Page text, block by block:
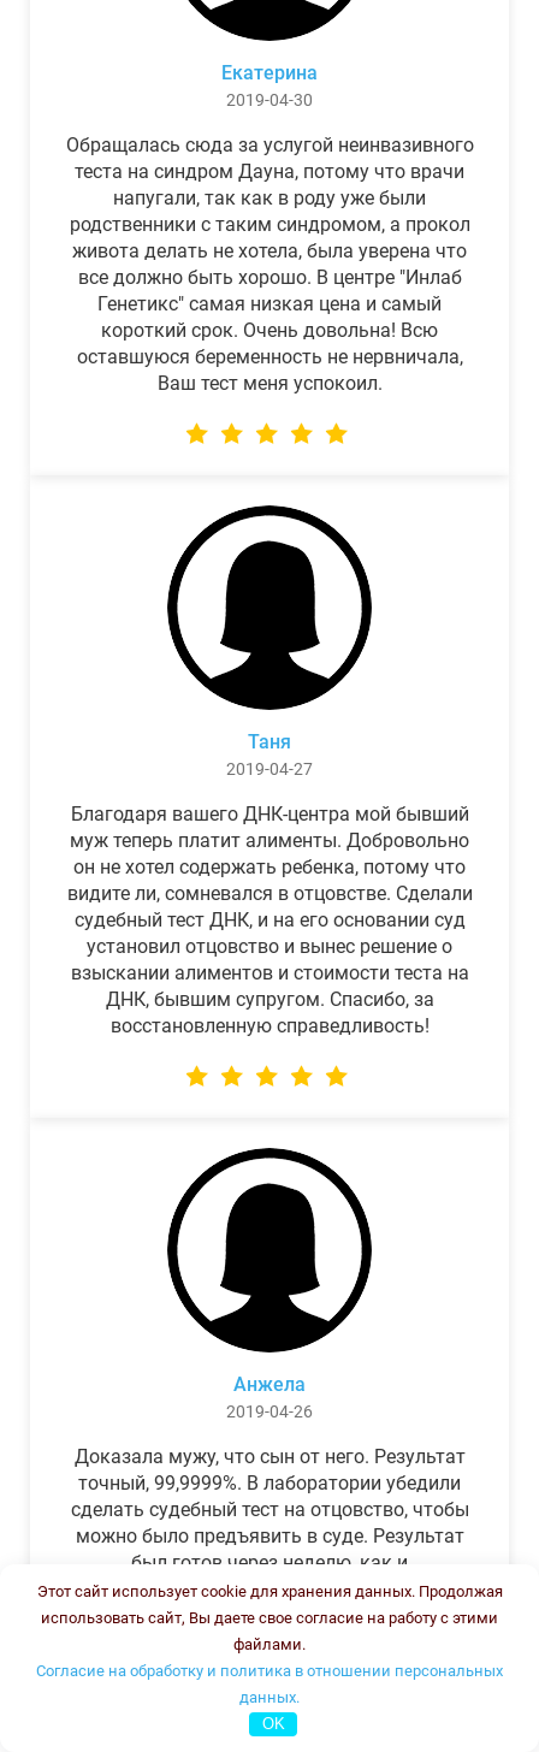
Екатерина
2019-04-30
Обращалась сюда за услугой неинвазивного
теста на синдром Дауна, потому что врачи
напугали, так как в роду уже были
родственники с таким синдромом, а прокол
живота делать не хотела, была уверена что
все должно быть хорошо. В центре "Инлаб
Генетикс" самая низкая цена и самый
короткий срок. Очень довольна! Всю
оставшуюся беременность не нервничала,
Ваш тест меня успокоил.
Таня
2019-04-27
Благодаря вашего ДНК-центра мой бывший
муж теперь платит алименты. Добровольно
он не хотел содержать ребенка, потому что
видите ли, сомневался в отцовстве. Сделали
судебный тест ДНК, и на его основании суд
установил отцовство и вынес решение о
взыскании алиментов и стоимости теста на
ДНК, бывшим супругом. Спасибо, за
восстановленную справедливость!
Анжела
2019-04-26
Доказала мужу, что сын от него. Результат
точный, 99,9999%. В лаборатории убедили
сделать судебный тест на отцовство, чтобы
можно было предъявить в суде. Результат
был готов через неделю, как и
обещали.Теперь муж бегает и извиняется.
Этот сайт использует cookie для хранения данных. Продолжая
использовать сайт, Вы даете свое согласие на работу с этими
файлами.
Согласие на обработку и политика в отношении персональных
данных.
OK